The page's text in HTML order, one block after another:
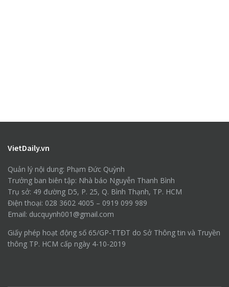
VietDaily.vn
Quản lý nội dung: Phạm Đức Quỳnh
Trưởng ban biên tập: Nhà báo Nguyễn Thanh Bình
Trụ sở: 49 đường D5, P. 25, Q. Bình Thạnh, TP. HCM
Điện thoại: 028 3602 4005 – 0919 099 989
Email: ducquynh001@gmail.com
Giấy phép hoạt động số 65/GP-TTĐT do Sở Thông tin và Truyền
thông TP. HCM cấp ngày 4-10-2019